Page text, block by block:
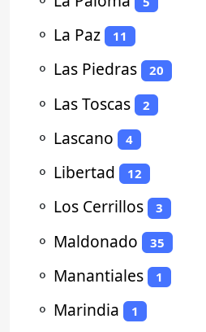
⚬ La Paz 11
⚬ Las Piedras 20
⚬ Las Toscas 2
⚬ Lascano 4
⚬ Libertad 12
⚬ Los Cerrillos 3
⚬ Maldonado 35
⚬ Manantiales 1
⚬ Marindia 1